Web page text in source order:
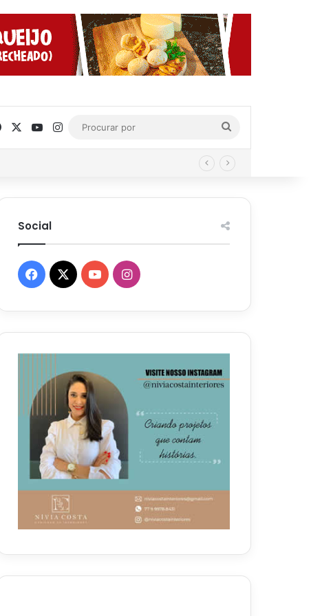
FacebookYouTube
Instagram
por
Social
Facebook
X YouTubeInstagram